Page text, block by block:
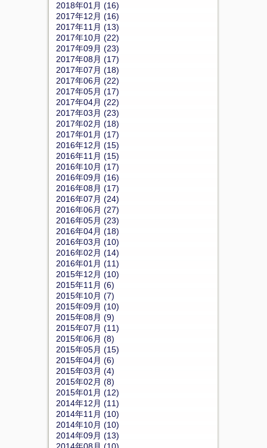
2018年01月 (16)
2017年12月 (16)
2017年11月 (13)
2017年10月 (22)
2017年09月 (23)
2017年08月 (17)
2017年07月 (18)
2017年06月 (22)
2017年05月 (17)
2017年04月 (22)
2017年03月 (23)
2017年02月 (18)
2017年01月 (17)
2016年12月 (15)
2016年11月 (15)
2016年10月 (17)
2016年09月 (16)
2016年08月 (17)
2016年07月 (24)
2016年06月 (27)
2016年05月 (23)
2016年04月 (18)
2016年03月 (10)
2016年02月 (14)
2016年01月 (11)
2015年12月 (10)
2015年11月 (6)
2015年10月 (7)
2015年09月 (10)
2015年08月 (9)
2015年07月 (11)
2015年06月 (8)
2015年05月 (15)
2015年04月 (6)
2015年03月 (4)
2015年02月 (8)
2015年01月 (12)
2014年12月 (11)
2014年11月 (10)
2014年10月 (10)
2014年09月 (13)